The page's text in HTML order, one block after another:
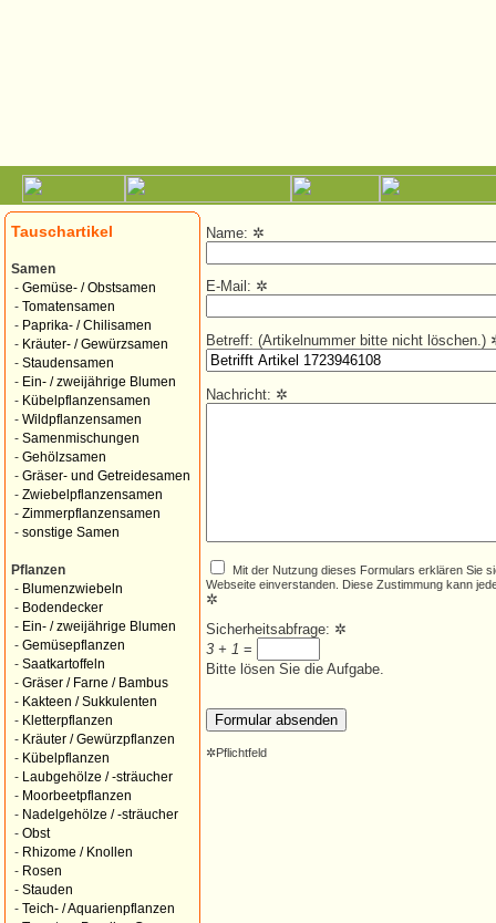
Tauschartikel
Samen
- Gemüse- / Obstsamen
- Tomatensamen
- Paprika- / Chilisamen
- Kräuter- / Gewürzsamen
- Staudensamen
- Ein- / zweijährige Blumen
- Kübelpflanzensamen
- Wildpflanzensamen
- Samenmischungen
- Gehölzsamen
- Gräser- und Getreidesamen
- Zwiebelpflanzensamen
- Zimmerpflanzensamen
- sonstige Samen
Pflanzen
- Blumenzwiebeln
- Bodendecker
- Ein- / zweijährige Blumen
- Gemüsepflanzen
- Saatkartoffeln
- Gräser / Farne / Bambus
- Kakteen / Sukkulenten
- Kletterpflanzen
- Kräuter / Gewürzpflanzen
- Kübelpflanzen
-
Laubgehölze / -sträucher
- Moorbeetpflanzen
- Nadelgehölze / -sträucher
- Obst
- Rhizome / Knollen
- Rosen
- Stauden
- Teich- / Aquarienpflanzen
Name: ✲
E-Mail: ✲
Betreff: (Artikelnummer bitte nicht löschen.)
Nachricht: ✲
Mit der Nutzung dieses Formulars erklären Sie
Webseite einverstanden. Diese Zustimmung kann
✲
Sicherheitsabfrage: ✲
3 + 1 =
Bitte lösen Sie die Aufgabe.
✲Pflichtfeld